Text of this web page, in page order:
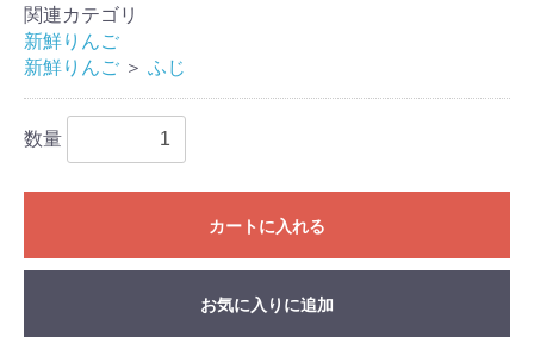
関連カテゴリ
新鮮りんご
新鮮りんご ＞ ふじ
数量
カートに入れる
お気に入りに追加